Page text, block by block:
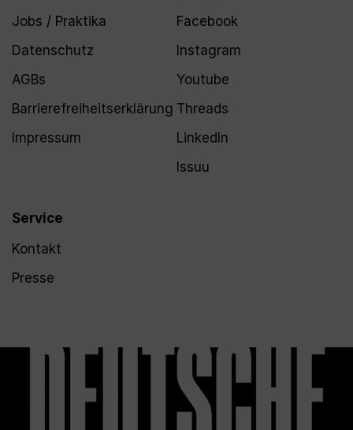
Jobs / Praktika
Datenschutz
AGBs
Barrierefreiheitserklärung
Impressum
Service
Kontakt
Presse
Facebook
Instagram
Youtube
Threads
LinkedIn
Issuu